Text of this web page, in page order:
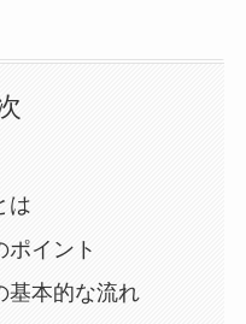
は
ポイント
基本的な流れ